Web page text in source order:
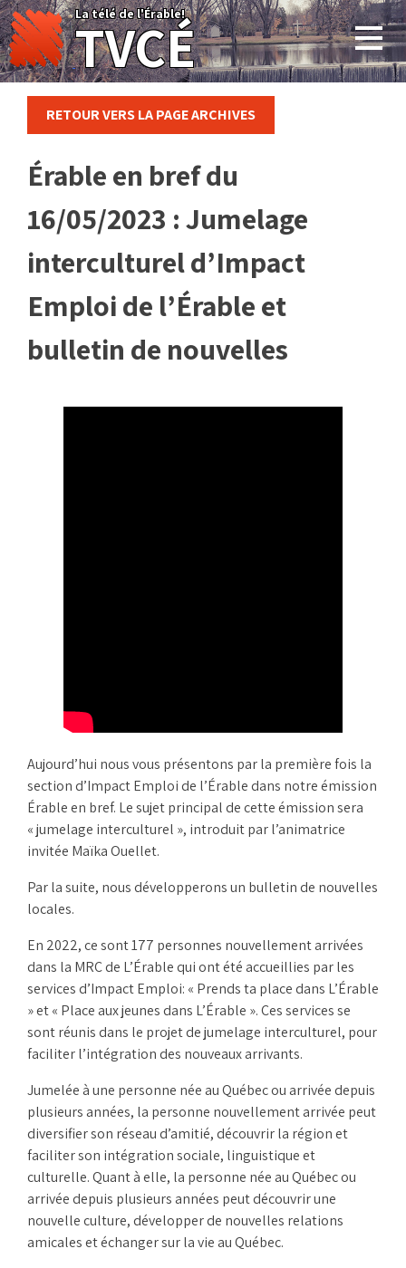
Skip
to
content
La télé de l'Érable!
TVCÉ
RETOUR VERS LA PAGE ARCHIVES
Érable en bref du
16/05/2023 : Jumelage
interculturel d’Impact
Emploi de l’Érable et
bulletin de nouvelles
Aujourd’hui nous vous présentons par la première fois la
section d’Impact Emploi de l’Érable dans notre émission
Érable en bref. Le sujet principal de cette émission sera
« jumelage interculturel », introduit par l’animatrice
invitée Maïka Ouellet.
Par la suite, nous développerons un bulletin de nouvelles
locales.
En 2022, ce sont 177 personnes nouvellement arrivées
dans la MRC de L’Érable qui ont été accueillies par les
services d’Impact Emploi: « Prends ta place dans L’Érable
» et « Place aux jeunes dans L’Érable ». Ces services se
sont réunis dans le projet de jumelage interculturel, pour
faciliter l’intégration des nouveaux arrivants.
Jumelée à une personne née au Québec ou arrivée depuis
plusieurs années, la personne nouvellement arrivée peut
diversifier son réseau d’amitié, découvrir la région et
faciliter son intégration sociale, linguistique et
culturelle. Quant à elle, la personne née au Québec ou
arrivée depuis plusieurs années peut découvrir une
nouvelle culture, développer de nouvelles relations
amicales et échanger sur la vie au Québec.